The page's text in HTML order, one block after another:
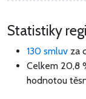
Statistiky
130 smluv za
Celkem 20,8
hodnotou